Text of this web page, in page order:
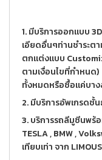
1. มีบริการออกแบบ
เอียดอื่นๆท่านชำระต
ตกแต่งแบบ
ตามเงื่อนไขที่กำหน
ทั้งหมดหรือซื้อแค่บา
2. มีบริการอัพเกรดชั้
3. บริการรถลีมูซีนพร้
TESLA , BMW ,
เทียบเท่า จาก